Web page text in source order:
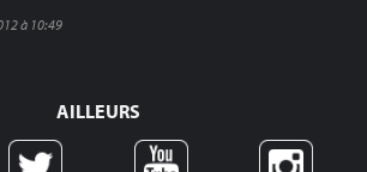
à 10:49
AILLEURS